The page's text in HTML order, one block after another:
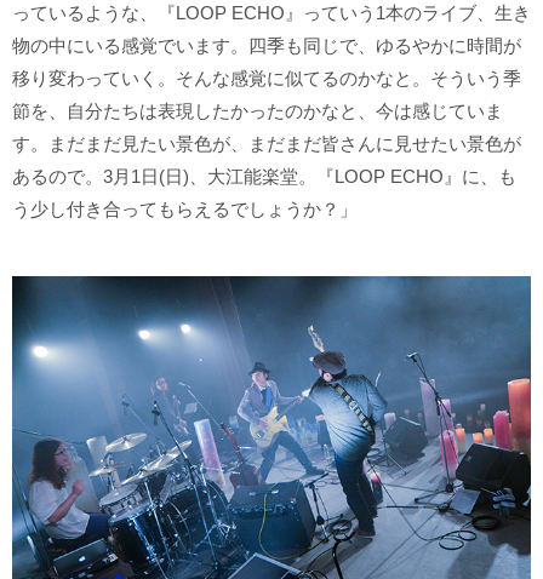
っているような、『LOOP ECHO』っていう1本のライブ、生き
物の中にいる感覚でいます。四季も同じで、ゆるやかに時間が
移り変わっていく。そんな感覚に似てるのかなと。そういう季
節を、自分たちは表現したかったのかなと、今は感じていま
す。まだまだ見たい景色が、まだまだ皆さんに見せたい景色が
あるので。3月1日(日)、大江能楽堂。『LOOP ECHO』に、も
う少し付き合ってもらえるでしょうか？」